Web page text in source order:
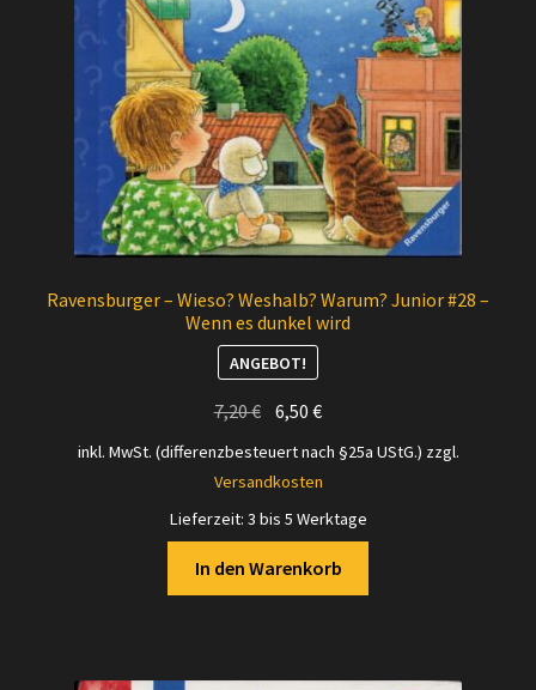
Ravensburger – Wieso? Weshalb? Warum? Junior #28 –
Wenn es dunkel wird
ANGEBOT!
7,20€ Ursprünglicher
war:
6,50€Aktueller
Preis
inkl. MwSt. (differenzbesteuert nach §25a UStG.) zzgl.
Versandkosten
Lieferzeit: 3 bis 5 Werktage
In den Warenkorb